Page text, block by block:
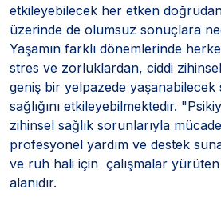
etkileyebilecek her etken doğrudan
üzerinde de olumsuz sonuçlara
Yaşamın farklı dönemlerinde
stres ve zorluklardan, ciddi
geniş bir yelpazede
sağlığını etkileyebilmektedir.
zihinsel sağlık sorunlarıyla
profesyonel yardım ve destek
ve ruh hali için çalışmalar
alanıdır.